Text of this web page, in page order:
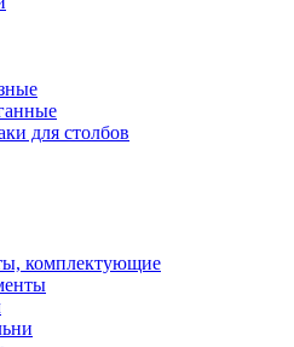
для столбов
комплектующие